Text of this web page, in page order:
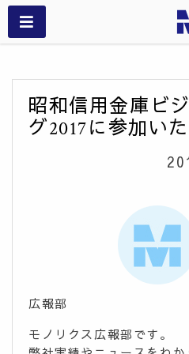
昭和信用金庫ビ
グ2017に参加い
広報部
モノリクス広報部です。